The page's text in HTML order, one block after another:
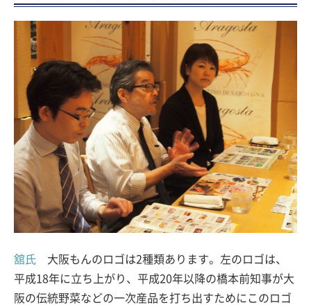
舘氏 大阪もんのロゴは2種類あります。左のロゴは、
平成18年に立ち上がり、平成20年以降の橋本前知事が大
阪の伝統野菜などの一次産品を打ち出すためにこのロゴ